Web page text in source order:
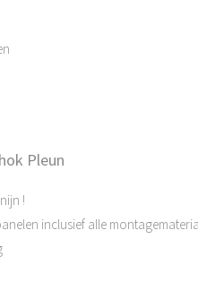
Pleun
!
inclusief alle